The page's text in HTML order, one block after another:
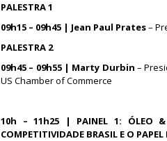
PALESTRA 1
09h15 – 09h45 | Jean Paul Prates–
PALESTRA 2
09h45 – 09h55 | Marty Durbin –
US Chamber of Commerce
10h – 11h25 | PAINEL 1: ÓLEO &
COMPETITIVIDADE BRASIL E O